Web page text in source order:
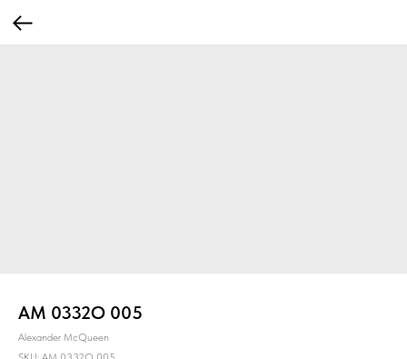
AM 0332O 005
Alexander McQueen